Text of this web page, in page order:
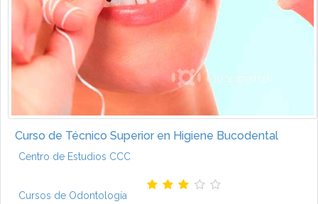
Curso de Técnico Superior en Higiene Bucodental
Centro de Estudios CCC
Cursos de Odontología